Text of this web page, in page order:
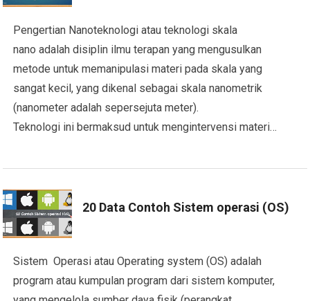
Pengertian Nanoteknologi atau teknologi skala
nano adalah disiplin ilmu terapan yang mengusulkan
metode untuk memanipulasi materi pada skala yang
sangat kecil, yang dikenal sebagai skala nanometrik
(nanometer adalah sepersejuta meter).
Teknologi ini bermaksud untuk mengintervensi materi…
20 Data Contoh Sistem operasi (OS)
Sistem Operasi atau Operating system (OS) adalah
program atau kumpulan program dari sistem komputer,